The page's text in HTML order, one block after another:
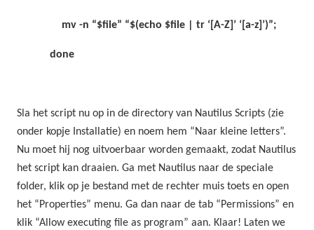
mv -n “$file” “$(echo $file | tr ‘[A-Z]’ ‘[a-z]’)”;
done
Sla het script nu op in de directory van Nautilus Scripts (zie
onder kopje Installatie) en noem hem “Naar kleine letters”.
Nu moet hij nog uitvoerbaar worden gemaakt, zodat Nautilus
het script kan draaien. Ga met Nautilus naar de speciale
folder, klik op je bestand met de rechter muis toets en open
het “Properties” menu. Ga dan naar de tab “Permissions” en
klik “Allow executing file as program” aan. Klaar! Laten we